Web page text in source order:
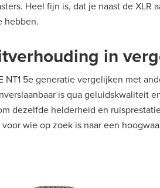
Heel fijn is, dat je naast de
hebben.
in
NT1 5e generatie vergelijken met
is qua geluidskwaliteit
dezelfde helderheid en
wie op zoek is naar een